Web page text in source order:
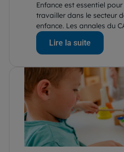
Enfance est essentiel
travailler dans le secteur
enfance. Les annales du
Lire la suite